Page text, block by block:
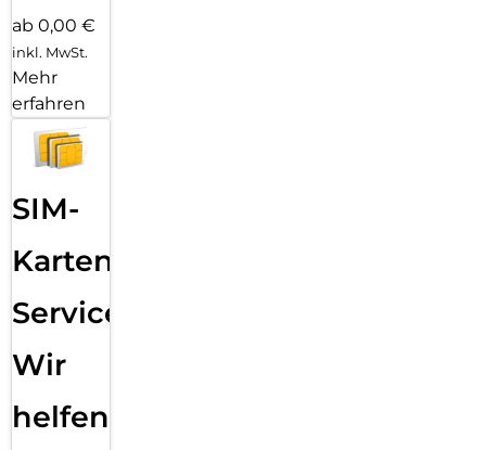
ab 0,00 €
inkl. MwSt.
Mehr
erfahren
SIM-
Karten
Service:
Wir
helfen